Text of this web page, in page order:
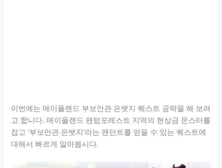
이번에는 메이플랜드 부보안관 은뱃지 퀘스트 공략을 해 보려
고 합니다. 메이플랜드 팬텀포레스트 지역의 현상금 몬스터를
잡고 ‘부보안관 은뱃지’라는 팬던트를 얻을 수 있는 퀘스트에
대해서 빠르게 알아봅시다.